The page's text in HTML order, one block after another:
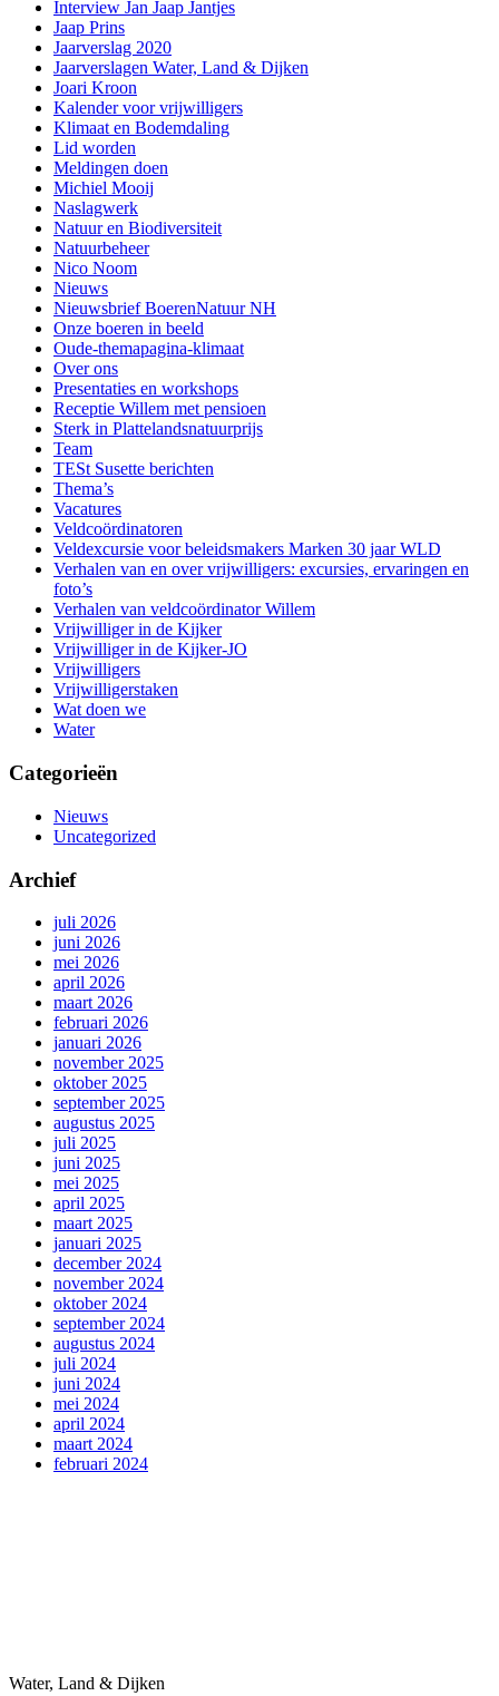
Interview Jan Jaap Jantjes
Jaap Prins
Jaarverslag 2020
Jaarverslagen Water, Land & Dijken
Joari Kroon
Kalender voor vrijwilligers
Klimaat en Bodemdaling
Lid worden
Meldingen doen
Michiel Mooij
Naslagwerk
Natuur en Biodiversiteit
Natuurbeheer
Nico Noom
Nieuws
Nieuwsbrief BoerenNatuur NH
Onze boeren in beeld
Oude-themapagina-klimaat
Over ons
Presentaties en workshops
Receptie Willem met pensioen
Sterk in Plattelandsnatuurprijs
Team
TESt Susette berichten
Thema’s
Vacatures
Veldcoördinatoren
Veldexcursie voor beleidsmakers Marken 30 jaar WLD
Verhalen van en over vrijwilligers: excursies, ervaringen en
foto’s
Verhalen van veldcoördinator Willem
Vrijwilliger in de Kijker
Vrijwilliger in de Kijker-JO
Vrijwilligers
Vrijwilligerstaken
Wat doen we
Water
Categorieën
Nieuws
Uncategorized
Archief
juli 2026
juni 2026
mei 2026
april 2026
maart 2026
februari 2026
januari 2026
november 2025
oktober 2025
september 2025
augustus 2025
juli 2025
juni 2025
mei 2025
april 2025
maart 2025
januari 2025
december 2024
november 2024
oktober 2024
september 2024
augustus 2024
juli 2024
juni 2024
mei 2024
april 2024
maart 2024
februari 2024
Water, Land & Dijken